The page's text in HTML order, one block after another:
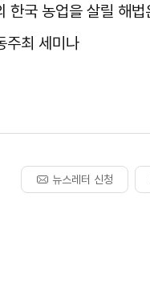
한국 농업을 살릴 해
주최 세미나
뉴스레터 신청